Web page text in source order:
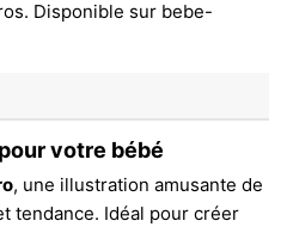
votre bébé
, une illustration amusante de
tendance. Idéal pour créer